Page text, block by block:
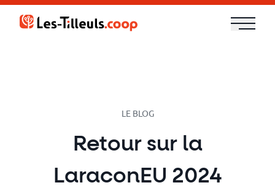
Aller
Formations
Cloud
LE BLOG
Retour sur la
LaraconEU 2024